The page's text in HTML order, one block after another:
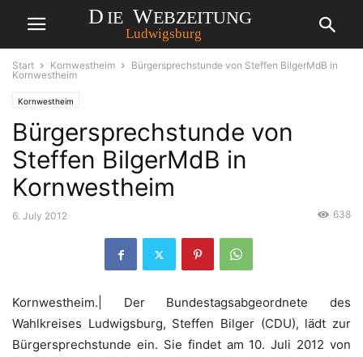
Start Kornwestheim
Bürgersprechstunde von Steffen BilgerMdB in
Kornwestheim
Kornwestheim
Bürgersprechstunde von
Steffen BilgerMdB in
Kornwestheim
6. July 2012 638
Kornwestheim.| Der Bundestagsabgeordnete des
Wahlkreises Ludwigsburg, Steffen Bilger (CDU), lädt zur
Bürgersprechstunde ein. Sie findet am 10. Juli 2012 von